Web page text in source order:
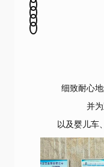
细致耐心
并
以及婴儿车